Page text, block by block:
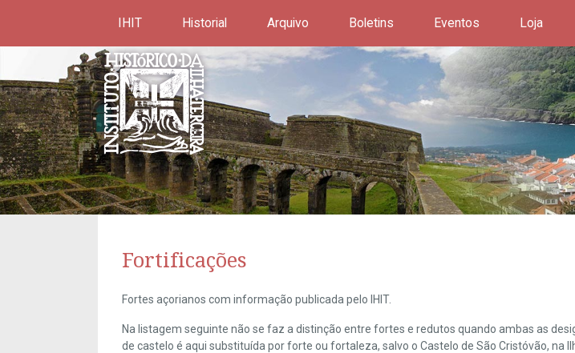
IHIT Historial Arquivo Boletins Eventos Loja
Fortificações
Fortes açorianos com informação publicada pelo IHIT.
Na listagem seguinte não se faz a distinção entre fortes e redutos quando ambas as
de castelo é aqui substituída por forte ou fortaleza, salvo o Castelo de São Cristóvão, na